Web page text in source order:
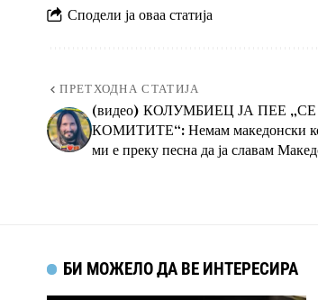
Сподели ја оваа статија
ПРЕТХОДНА СТАТИЈА
(видео) КОЛУМБИЕЦ ЈА ПЕЕ
КОМИТИТЕ“: Немам македонски
ми е преку песна да ја славам
БИ МОЖЕЛО ДА ВЕ ИНТЕРЕСИРА